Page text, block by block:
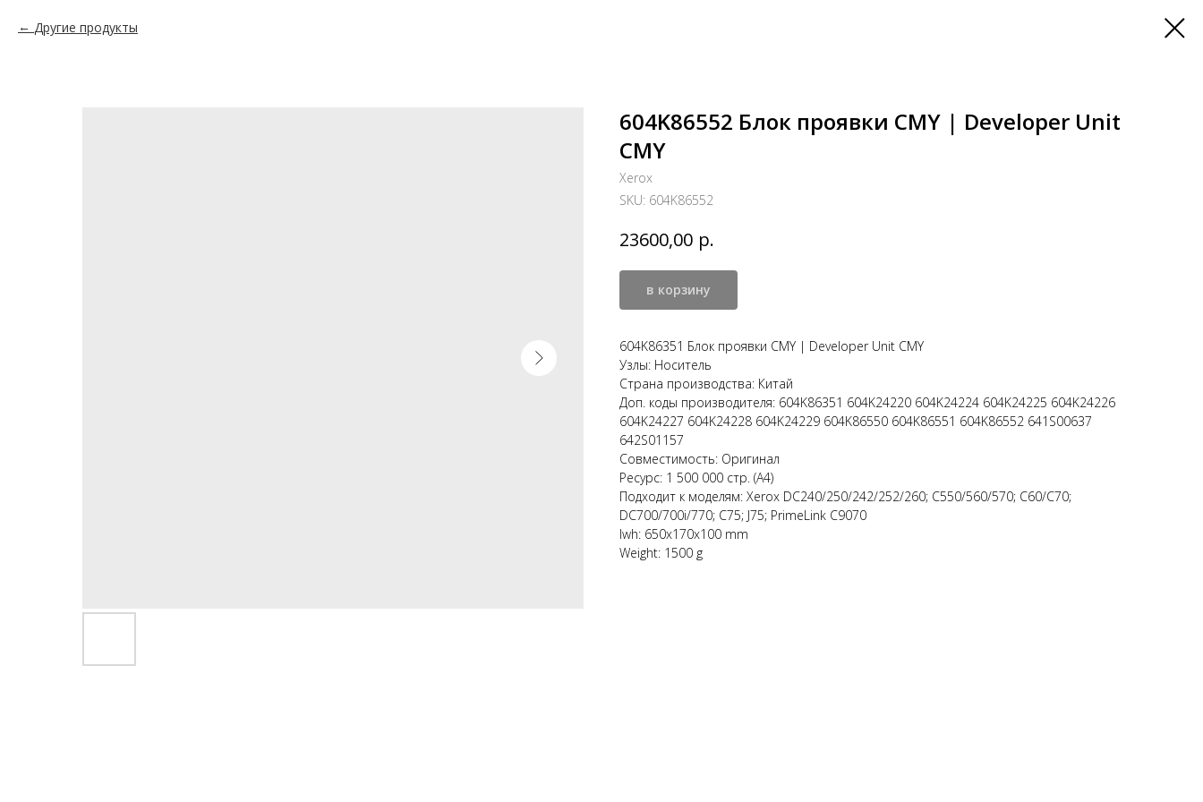
Другие продукты
604K86552 Блок проявки CMY | Developer Unit
CMY
Xerox
SKU: 604K86552
23600,00 р.
в корзину
604K86351 Блок проявки CMY | Developer Unit CMY
Узлы: Носитель
Страна производства: Китай
Доп. коды производителя: 604K86351 604K24220 604K24224 604K24225 604K24226
604K24227 604K24228 604K24229 604K86550 604K86551 604K86552 641S00637
642S01157
Совместимость: Оригинал
Ресурс: 1 500 000 стр. (А4)
Подходит к моделям: Xerox DC240/250/242/252/260; C550/560/570; C60/C70;
DC700/700i/770; C75; J75; PrimeLink C9070
lwh: 650x170x100 mm
Weight: 1500 g